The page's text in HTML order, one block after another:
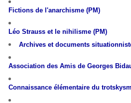
Fictions de l'anarchisme (PM)
Léo Strauss et le nihilisme (PM)
Archives et documents
Association des Amis de Georges
Connaissance élémentaire du